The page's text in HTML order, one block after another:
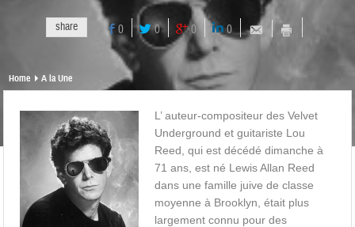
share 0 0 0 0
Home A la Une
L’ auteur-compositeur des Velvet
Underground et guitariste Lou
Reed, qui est décédé dimanche à
71 ans, est né Lewis Allan Reed
dans une famille juive de classe
moyenne à Brooklyn, était plus
largement connu pour des